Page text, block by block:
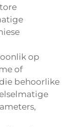
op
of
behoorlike